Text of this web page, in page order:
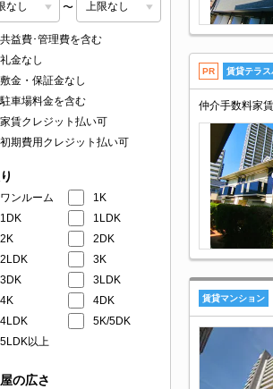
〜
共益費･管理費を含む
礼金なし
敷金・保証金なし
駐車場料金を含む
家賃クレジット払い可
初期費用クレジット払い可
ワンルーム
1K
1DK
1LDK
2K
2DK
2LDK
3K
3DK
3LDK
4K
4DK
4LDK
5K/5DK
5LDK以上
の広さ
PR 賃貸テラス
仲介手数料家
賃貸マンション